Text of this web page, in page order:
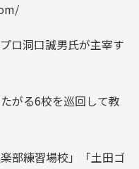
ロ洞口誠男氏が主宰す
がる6校を巡回して教
部練習場校」「土田ゴ